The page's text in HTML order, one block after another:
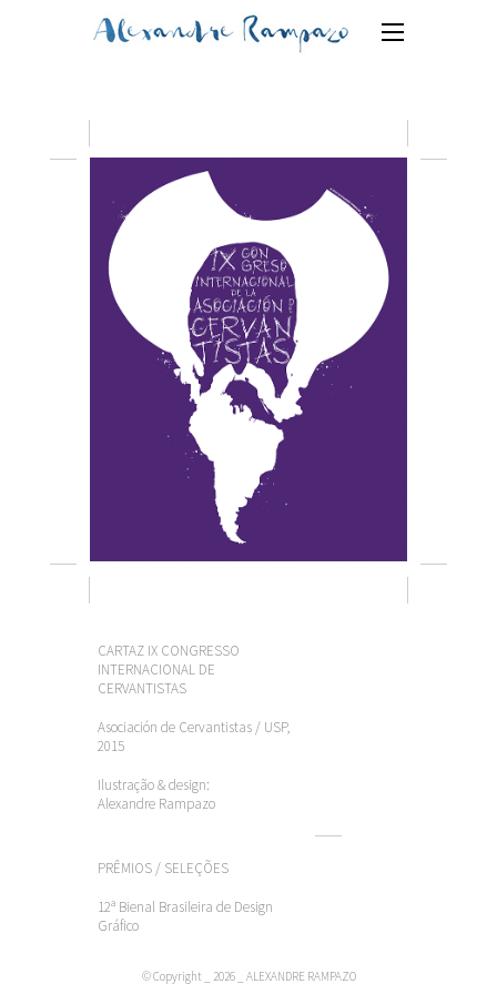
CARTAZ IX CONGRESSO
INTERNACIONAL DE
CERVANTISTAS
Asociación de Cervantistas / USP,
2015
Ilustração & design:
Alexandre Rampazo
PRÊMIOS / SELEÇÕES
12ª Bienal Brasileira de Design
Gráfico
© Copyright _ 2026 _ ALEXANDRE RAMPAZO